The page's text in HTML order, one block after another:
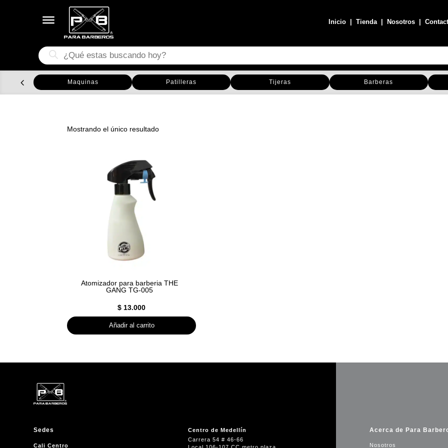
Inicio |Tienda| Nosotros |
Búsqueda
de
productos
Maquinas Patilleras Tijeras Barberas
Mostrando el único resultado
Atomizador para barberia THE
GANG TG-005
$ 13.000
Añadir al carrito
Sedes
Cali Centro
Centro de Medellín
Carrera 54 # 46-66
Acerca de Para
Nosotros